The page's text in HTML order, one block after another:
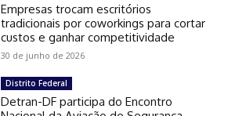
Empresas trocam escritórios
tradicionais por coworkings para cortar
custos e ganhar competitividade
30 de junho de 2026
Distrito Federal
Detran-DF participa do Encontro